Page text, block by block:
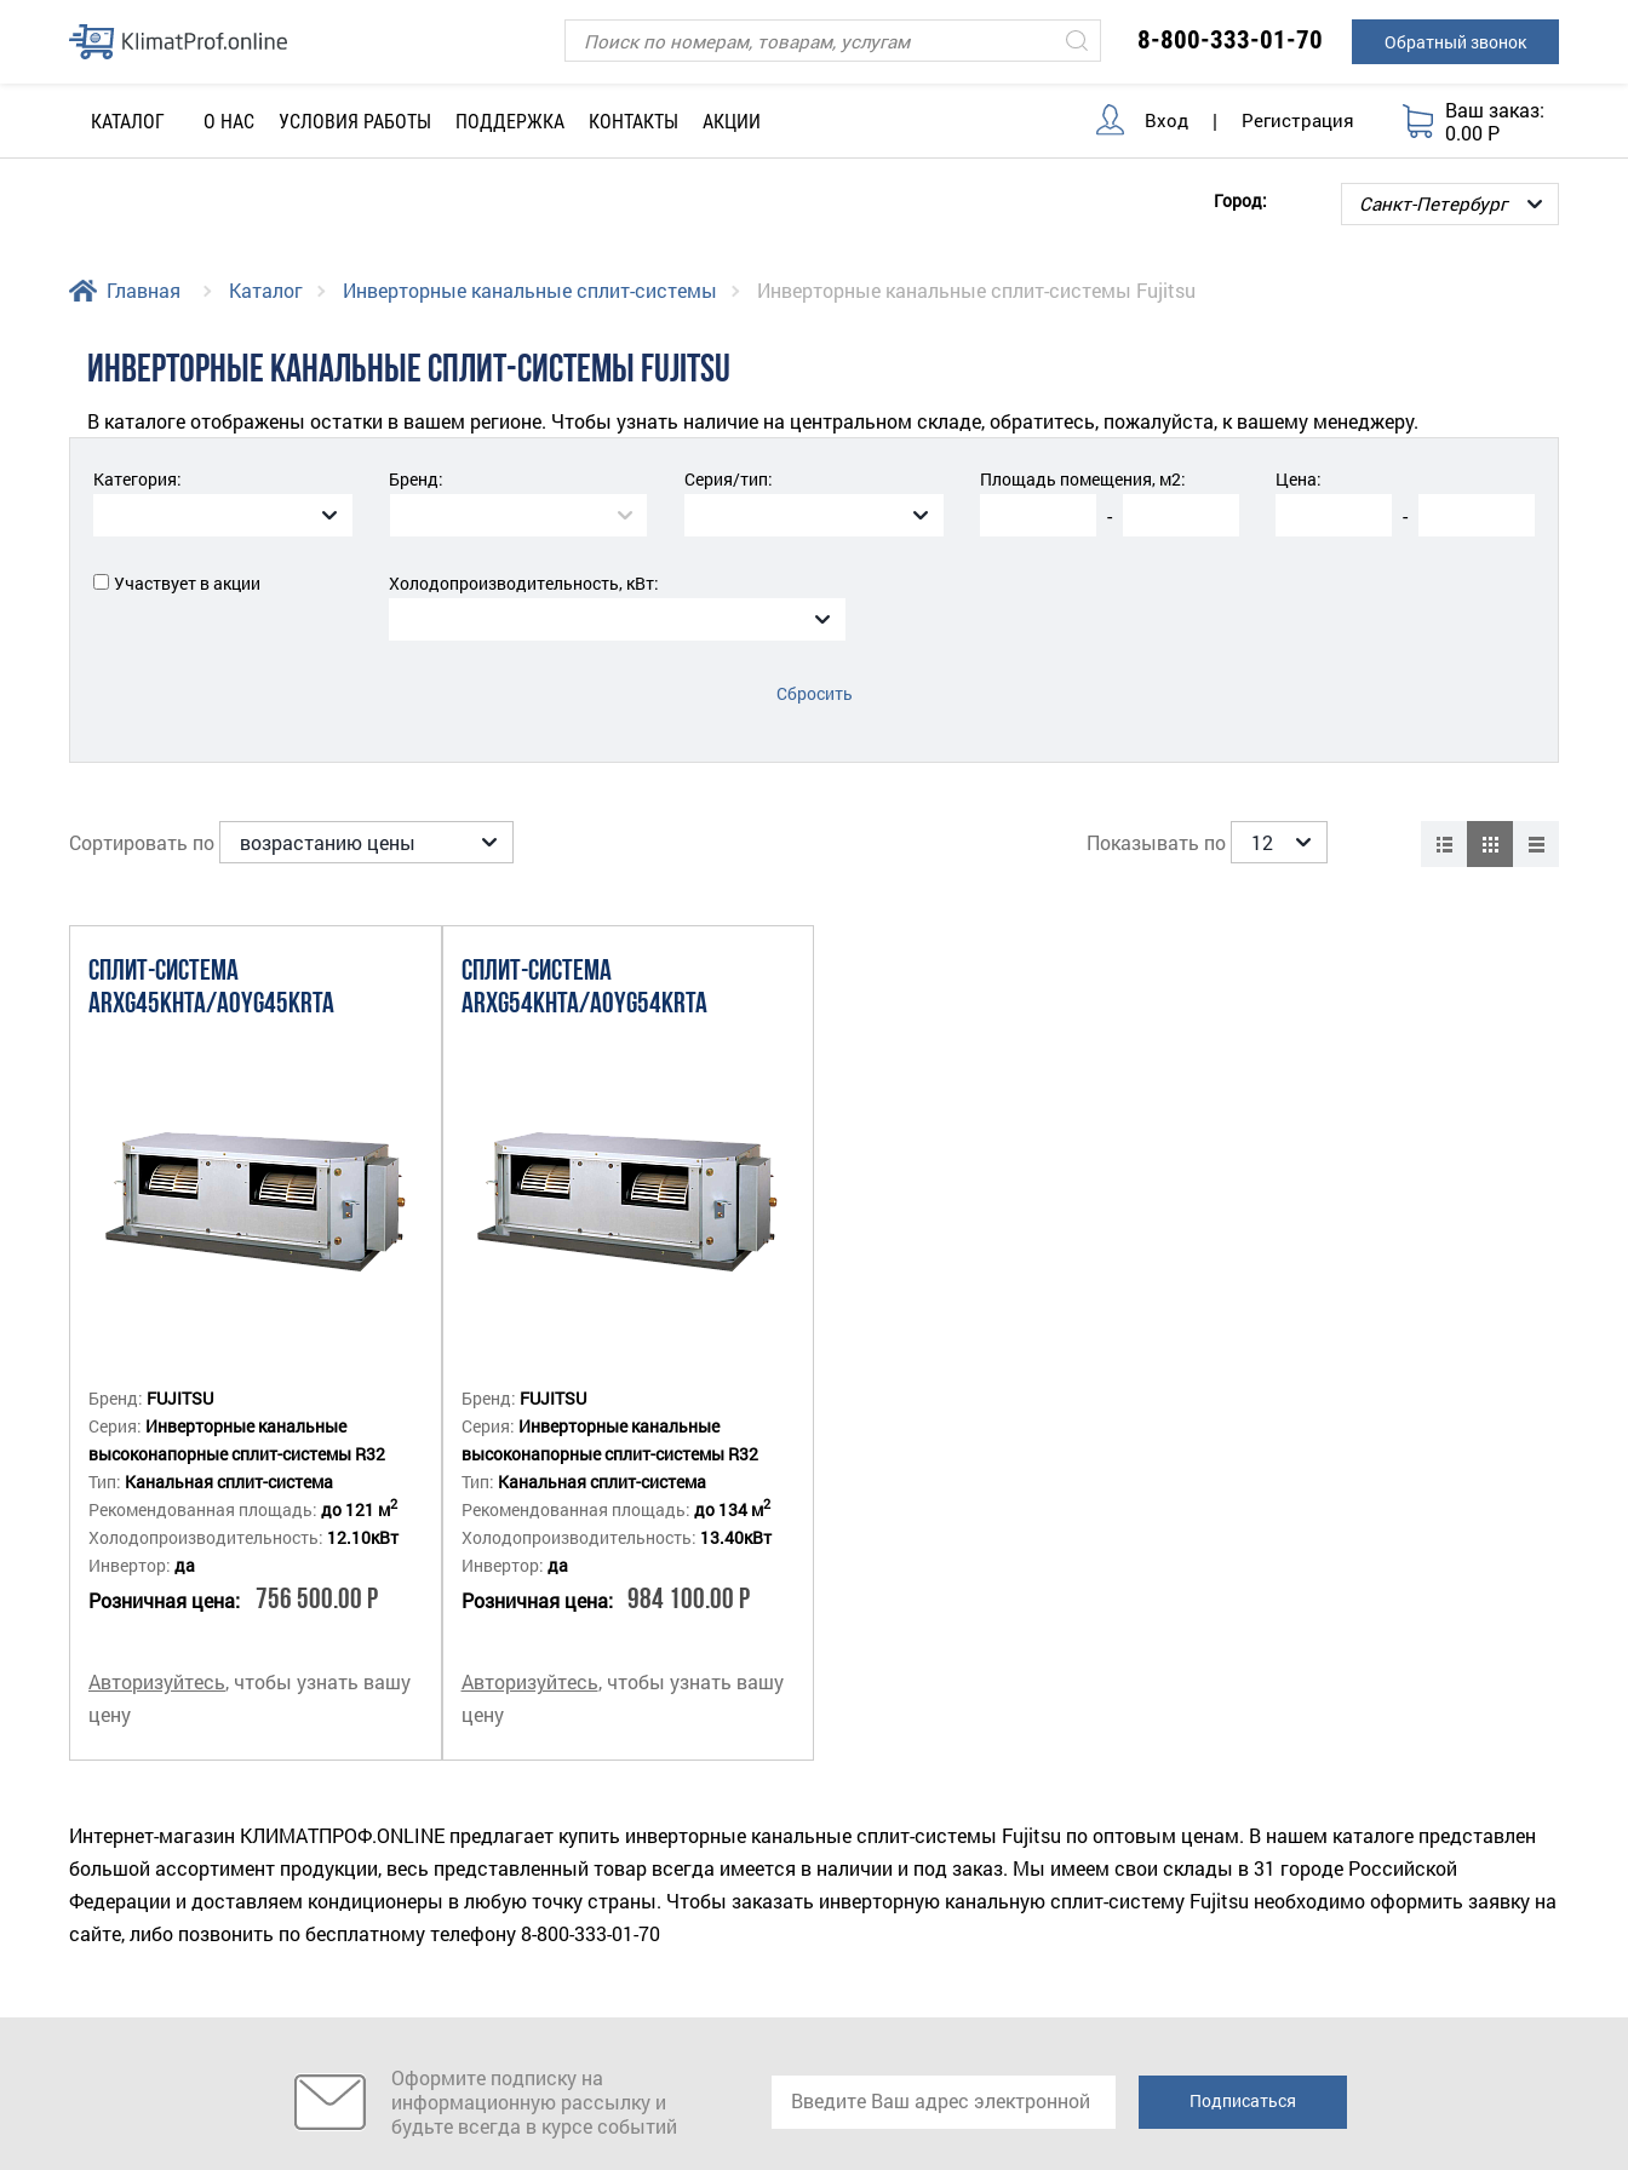
8-800-333-01-70 Обратный звонок
КАТАЛОГ О НАС УСЛОВИЯ РАБОТЫ ПОДДЕРЖКА КОНТАКТЫ АКЦИИ Вход | Регистрация
Ваш заказ:
0.00 Р
Город:
Главная Каталог Инверторные канальные сплит-системы Инверторные канальные сплит-системы Fujitsu
ИНВЕРТОРНЫЕ КАНАЛЬНЫЕ СПЛИТ-СИСТЕМЫ FUJITSU
В каталоге отображены остатки в вашем регионе. Чтобы узнать наличие на центральном складе, обратитесь, пожалуйста, к вашему менеджеру.
Категория: Бренд: Серия/тип: Площадь помещения, м2:
-
Цена:
-
Участвует в акции Холодопроизводительность, кВт:
Сбросить
Сортировать по Показывать по
СПЛИТ-СИСТЕМА
ARXG45KHTA/AOYG45KRTA
Бренд: FUJITSU
Серия: Инверторные канальные
высоконапорные сплит-системы R32
Тип: Канальная сплит-система
Рекомендованная площадь: до 121 м2
Холодопроизводительность: 12.10кВт
Инвертор: да
Розничная цена: 756 500.00 Р
Авторизуйтесь, чтобы узнать вашу
цену
СПЛИТ-СИСТЕМА
ARXG54KHTA/AOYG54KRTA
Бренд: FUJITSU
Серия: Инверторные канальные
высоконапорные сплит-системы R32
Тип: Канальная сплит-система
Рекомендованная площадь: до 134 м2
Холодопроизводительность: 13.40кВт
Инвертор: да
Розничная цена: 984 100.00 Р
Авторизуйтесь, чтобы узнать вашу
цену
Интернет-магазин КЛИМАТПРОФ.ONLINE предлагает купить инверторные канальные сплит-системы Fujitsu по оптовым ценам. В нашем каталоге представлен
большой ассортимент продукции, весь представленный товар всегда имеется в наличии и под заказ. Мы имеем свои склады в 31 городе Российской
Федерации и доставляем кондиционеры в любую точку страны. Чтобы заказать инверторную канальную сплит-систему Fujitsu необходимо оформить заявку на
сайте, либо позвонить по бесплатному телефону 8-800-333-01-70
Оформите подписку на
информационную рассылку и
будьте всегда в курсе событий